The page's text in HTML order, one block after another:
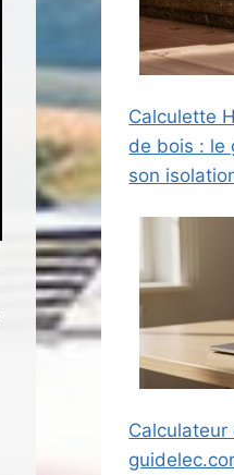
Calculette
de bois : le
son